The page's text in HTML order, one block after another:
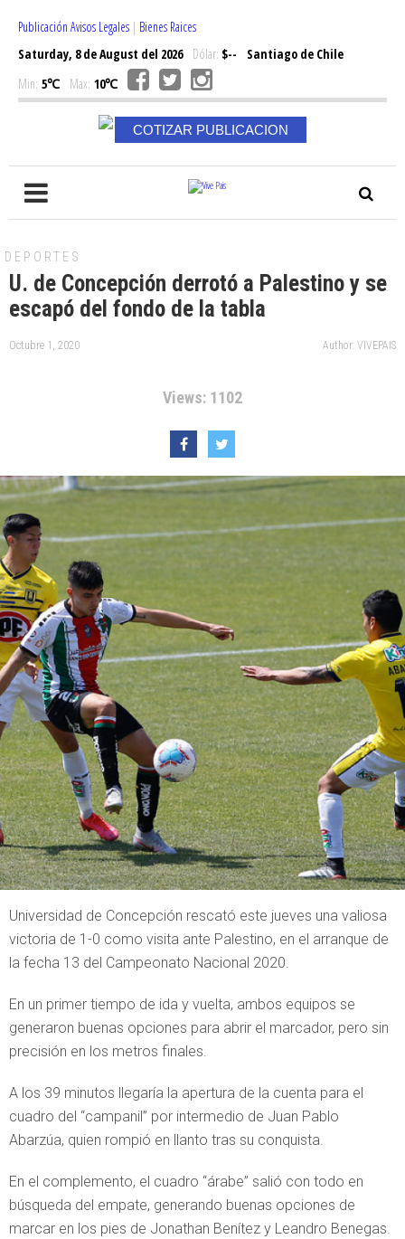
Publicación Avisos Legales | Bienes Raices
Saturday, 8 de August del 2026Dólar: $--
Santiago de Chile
Min: 5℃ Max: 10℃
COTIZAR PUBLICACION
DEPORTES
U. de Concepción derrotó a Palestino y se
escapó del fondo de la tabla
Octubre 1, 2020 Author: VIVEPAIS
Views: 1102
Universidad de Concepción rescató este jueves una valiosa
victoria de 1-0 como visita ante Palestino, en el arranque de
la fecha 13 del Campeonato Nacional 2020.
En un primer tiempo de ida y vuelta, ambos equipos se
generaron buenas opciones para abrir el marcador, pero sin
precisión en los metros finales.
A los 39 minutos llegaría la apertura de la cuenta para el
cuadro del “campanil” por intermedio de Juan Pablo
Abarzúa, quien rompió en llanto tras su conquista.
En el complemento, el cuadro “árabe” salió con todo en
búsqueda del empate, generando buenas opciones de
marcar en los pies de Jonathan Benítez y Leandro Benegas.